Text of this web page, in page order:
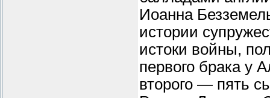
Иоанна
истории
истоки войны,
первого брака у
второго — пять